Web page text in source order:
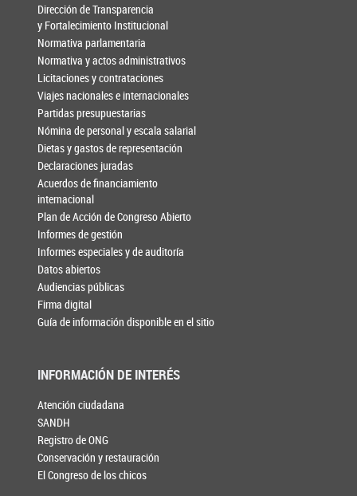
Dirección de Transparencia
y Fortalecimiento Institucional
Normativa parlamentaria
Normativa y actos administrativos
Licitaciones y contrataciones
Viajes nacionales e internacionales
Partidas presupuestarias
Nómina de personal y escala salarial
Dietas y gastos de representación
Declaraciones juradas
Acuerdos de financiamiento
internacional
Plan de Acción de Congreso Abierto
Informes de gestión
Informes especiales y de auditoría
Datos abiertos
Audiencias públicas
Firma digital
Guía de información disponible en el sitio
INFORMACIÓN DE INTERÉS
Atención ciudadana
SANDH
Registro de ONG
Conservación y restauración
El Congreso de los chicos